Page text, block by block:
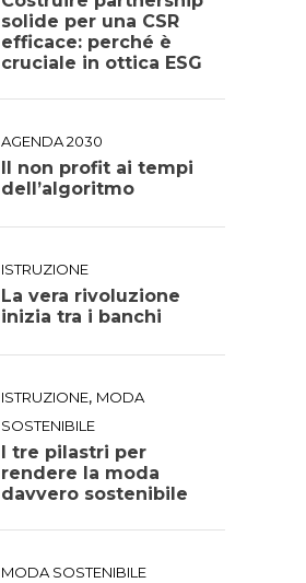
solide per una CSR
efficace: perché è
cruciale in ottica ESG
AGENDA 2030
Il non profit ai tempi
dell’algoritmo
ISTRUZIONE
La vera rivoluzione
inizia tra i banchi
ISTRUZIONE, MODA
SOSTENIBILE
I tre pilastri per
rendere la moda
davvero sostenibile
MODA SOSTENIBILE